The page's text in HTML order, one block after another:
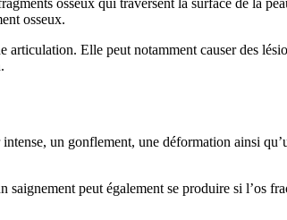
osseux qui traversent la surface de la
osseux.
Elle peut notamment causer des
un gonflement, une déformation ainsi
peut également se produire si l’os